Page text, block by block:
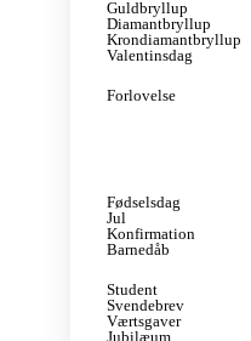
Guldbryllup
Diamantbryllup
Krondiamantbryllup
Valentinsdag
Forlovelse
Fødselsdag
Jul
Konfirmation
Barnedåb
Student
Svendebrev
Værtsgaver
Jubilæum